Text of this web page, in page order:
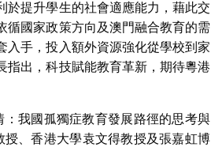
於提升學生的社會適應能力，藉此交
循國家政策方向及澳門融合教育的需
入手，投入額外資源強化從學校到家
指出，科技賦能教育革新，期待粵港
我國孤獨症教育發展路徑的思考與
、香港大學袁文得教授及張嘉虹博